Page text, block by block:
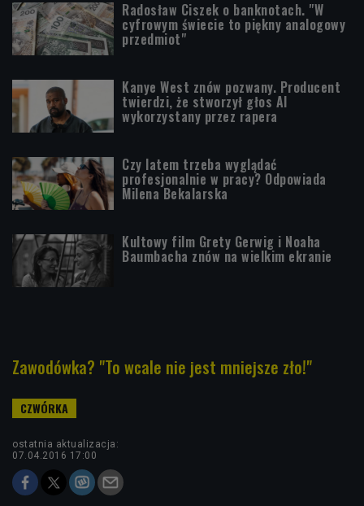
Radosław Ciszek o banknotach. "W
cyfrowym świecie to piękny analogowy
przedmiot"
Kanye West znów pozwany. Producent
twierdzi, że stworzył głos AI
wykorzystany przez rapera
Czy latem trzeba wyglądać
profesjonalnie w pracy? Odpowiada
Milena Bekalarska
Kultowy film Grety Gerwig i Noaha
Baumbacha znów na wielkim ekranie
Zawodówka? "To wcale nie jest mniejsze zło!"
ostatnia aktualizacja:
07.04.2016 17:00